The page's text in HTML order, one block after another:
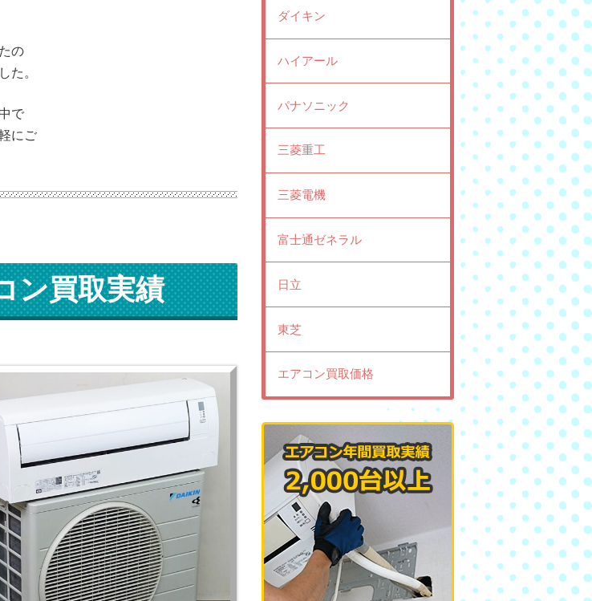
の
た。
で
にご
ン買取実績
ダイキン
ハイアール
パナソニック
三菱重工
三菱電機
富士通ゼネラル
日立
東芝
エアコン買取価格